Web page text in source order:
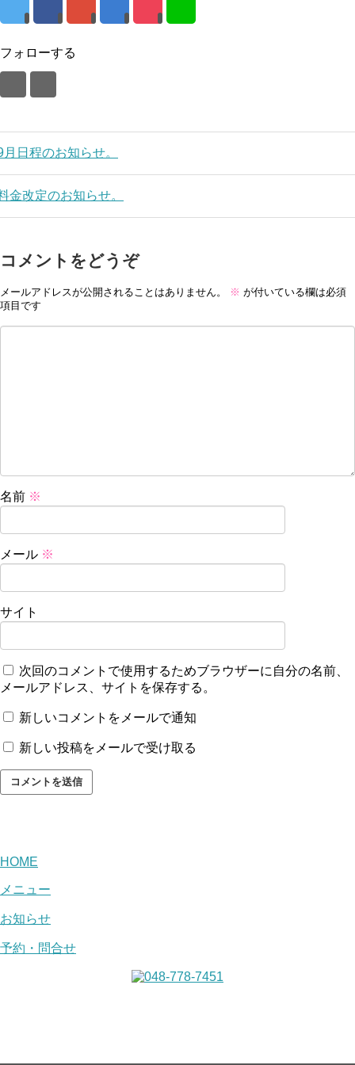
フォローする
月日程のお知らせ。
金改定のお知らせ。
コメントをどうぞ
メールアドレスが公開されることはありません。 ※ が付いている欄は必須
項目です
名前 ※
メール ※
サイト
次回のコメントで使用するためブラウザーに自分の名前、
メールアドレス、サイトを保存する。
新しいコメントをメールで通知
新しい投稿をメールで受け取る
HOME
メニュー
お知らせ
予約・問合せ